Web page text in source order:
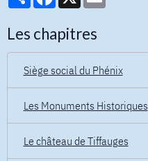
Les chapitres
Siège social du Phénix
Les Monuments Historiques
Le château de Tiffauges